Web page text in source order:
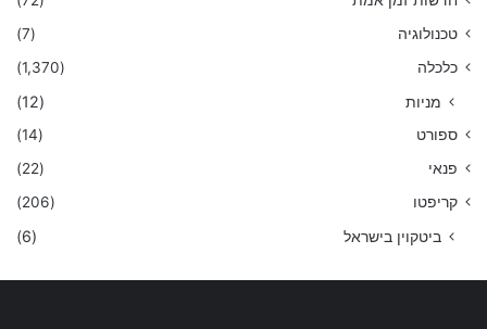
טכנולוגיה
(7)
כלכלה
(1,370)
מניות (12)
ספורט
(14)
פנאי
(22)
קריפטו
(206)
ביטקוין בישראל (6)